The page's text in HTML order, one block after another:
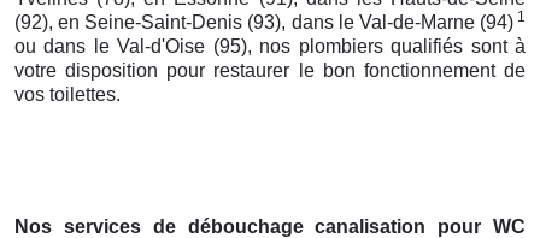
(92), en Seine-Saint-Denis (93), dans le Val-de-Marne (94)1
ou dans le Val-d'Oise (95), nos plombiers qualifiés sont à
votre disposition pour restaurer le bon fonctionnement de
vos toilettes.
Nos services de débouchage canalisation pour WC